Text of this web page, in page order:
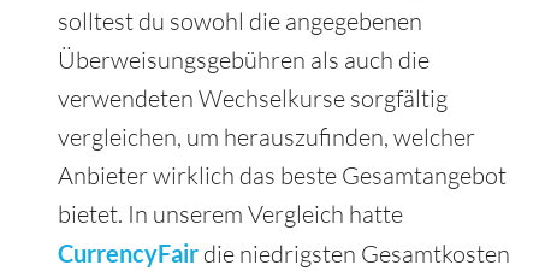
solltest du sowohl die angegebenen
Überweisungsgebühren als auch die
verwendeten Wechselkurse sorgfältig
vergleichen, um herauszufinden, welcher
Anbieter wirklich das beste Gesamtangebot
bietet. In unserem Vergleich hatte
CurrencyFair die niedrigsten Gesamtkosten